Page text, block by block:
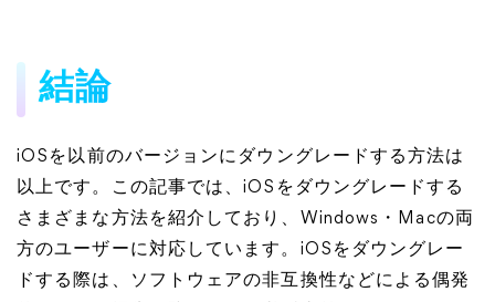
結論
iOSを以前のバージョンにダウングレードする方法は
以上です。この記事では、iOSをダウングレードする
さまざまな方法を紹介しており、Windows・Macの両
方のユーザーに対応しています。iOSをダウングレー
ドする際は、ソフトウェアの非互換性などによる偶発